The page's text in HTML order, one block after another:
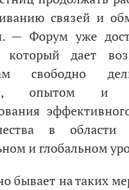
связей и
— Форум уже
который дает
свободно
опытом и
в области
и глобальном
бывает на таких